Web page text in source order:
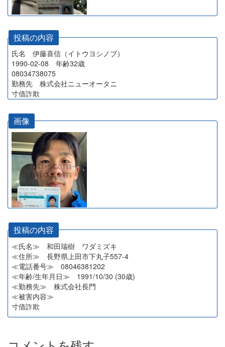
投稿の内容
氏名 伊藤喜信（イトウヨシノブ）
1990-02-08 年齢32歳
08034738075
勤務先 株式会社ニューオータニ
寸借詐欺
画像
投稿の内容
≪氏名≫ 和田瑞樹 ワダミズキ
≪住所≫ 長野県上田市下丸子557-4
≪電話番号≫ 08046381202
≪年齢/生年月日≫ 1991/10/30 (30歳)
≪勤務先≫ 株式会社長門
≪被害内容≫
寸借詐欺